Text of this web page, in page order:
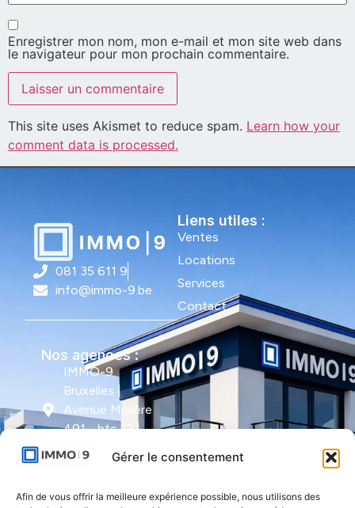
Gérer le consentement
Afin de vous offrir la meilleure expérience possible, nous utilisons des
Enregistrer mon nom, mon e-mail et mon site web dans
le navigateur pour mon prochain commentaire.
This site uses Akismet to reduce spam. Learn how your
comment data is processed.
081 35 611 9
info@immo-9.be
Nos agences :
IMMO-9
Bruxelles |
Avenue Molière
491 - bte 12 |
1050 Ixelles
Rue de l'Armée
Liens utiles :
Ventes
Locations
Services
Contact